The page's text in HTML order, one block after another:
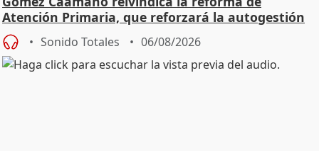
Atención Primaria, que reforzará la autogestión
Sonido Totales 06/08/2026